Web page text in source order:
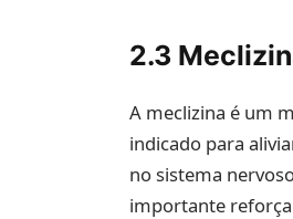
2.3
A meclizina é um
indicado para
no sistema
importante